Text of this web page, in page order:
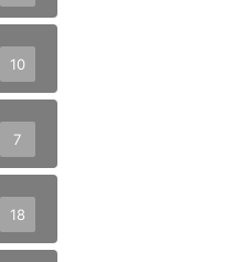
10
7
18